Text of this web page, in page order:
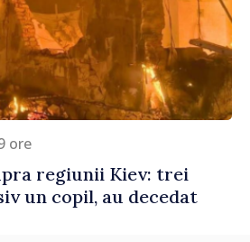
ore
regiunii Kiev: trei
un copil, au decedat